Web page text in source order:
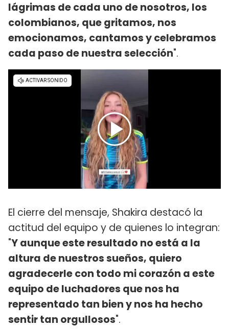
lágrimas de cada uno de nosotros, los
colombianos, que gritamos, nos
emocionamos, cantamos y celebramos
cada paso de nuestra selección".
El cierre del mensaje, Shakira destacó la
actitud del equipo y de quienes lo integran:
"Y aunque este resultado no está a la
altura de nuestros sueños, quiero
agradecerle con todo mi corazón a este
equipo de luchadores que nos ha
representado tan bien y nos ha hecho
sentir tan orgullosos".